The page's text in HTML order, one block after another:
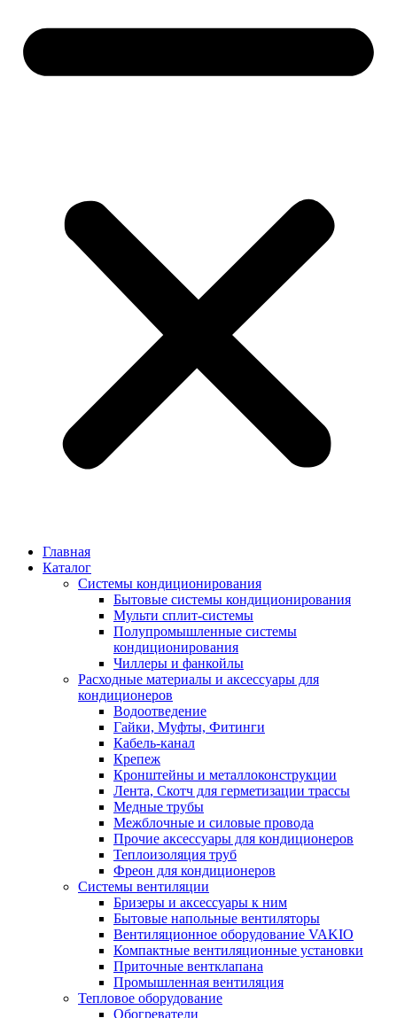
Главная
Каталог
Системы кондиционирования
Бытовые системы кондиционирования
Мульти сплит-системы
Полупромышленные системы
кондиционирования
Чиллеры и фанкойлы
Расходные материалы и аксессуары для
кондиционеров
Водоотведение
Гайки, Муфты, Фитинги
Кабель-канал
Крепеж
Кронштейны и металлоконструкции
Лента, Скотч для герметизации трассы
Медные трубы
Межблочные и силовые провода
Прочие аксессуары для кондиционеров
Теплоизоляция труб
Фреон для кондиционеров
Системы вентиляции
Бризеры и аксессуары к ним
Бытовые напольные вентиляторы
Вентиляционное оборудование VAKIO
Компактные вентиляционные установки
Приточные вентклапана
Промышленная вентиляция
Тепловое оборудование
Обогреватели